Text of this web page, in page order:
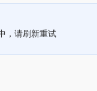
，请刷新重试